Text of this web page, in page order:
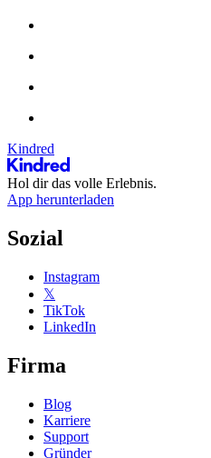
Kindred
Hol dir das volle Erlebnis.
App herunterladen
Sozial
Instagram
𝕏
TikTok
LinkedIn
Firma
Blog
Karriere
Support
Gründer